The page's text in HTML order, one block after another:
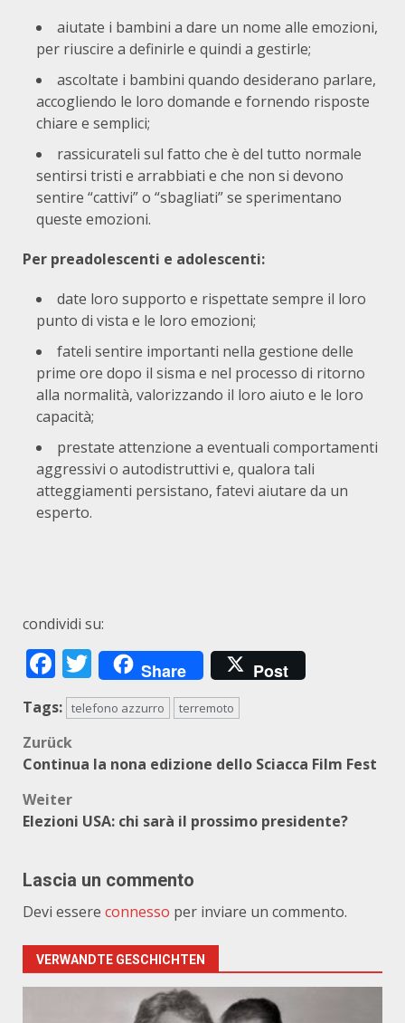
aiutate i bambini a dare un nome alle emozioni,
per riuscire a definirle e quindi a gestirle;
ascoltate i bambini quando desiderano parlare,
accogliendo le loro domande e fornendo risposte
chiare e semplici;
rassicurateli sul fatto che è del tutto normale
sentirsi tristi e arrabbiati e che non si devono
sentire “cattivi” o “sbagliati” se sperimentano
queste emozioni.
Per preadolescenti e adolescenti:
date loro supporto e rispettate sempre il loro
punto di vista e le loro emozioni;
fateli sentire importanti nella gestione delle
prime ore dopo il sisma e nel processo di ritorno
alla normalità, valorizzando il loro aiuto e le loro
capacità;
prestate attenzione a eventuali comportamenti
aggressivi o autodistruttivi e, qualora tali
atteggiamenti persistano, fatevi aiutare da un
esperto.
condividi su:
Facebook
Twitter
Share Post
Tags: telefono azzurro terremoto
Beitragsnavigation
Zurück
Continua la nona edizione dello Sciacca Film Fest
Weiter
Elezioni USA: chi sarà il prossimo presidente?
Lascia un commento
Devi essere connesso per inviare un commento.
VERWANDTE GESCHICHTEN